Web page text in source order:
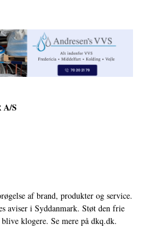
A/S
af brand, produkter og service.
aviser i Syddanmark. Støt den frie
klogere. Se mere på dkq.dk.